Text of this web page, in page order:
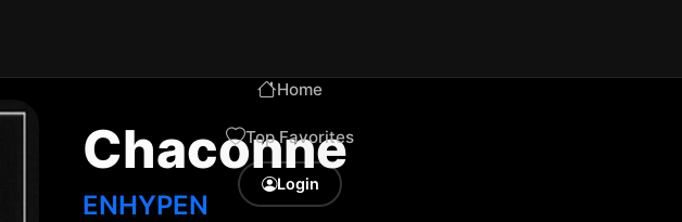
Home
Top Favorites
Login
Chaconne
ENHYPEN